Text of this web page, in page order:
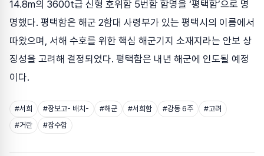
14.8m의 3600t급 신형 호위함 5번함 함명을 ‘평택함’으로 명
명했다. 평택함은 해군 2함대 사령부가 있는 평택시의 이름에서
따왔으며, 서해 수호를 위한 핵심 해군기지 소재지라는 안보 상
징성을 고려해 결정되었다. 평택함은 내년 해군에 인도될 예정
이다.
#서희 #장보고- 배치- #해군 #서희함 #강동 6주 #고려
#거란 #잠수함